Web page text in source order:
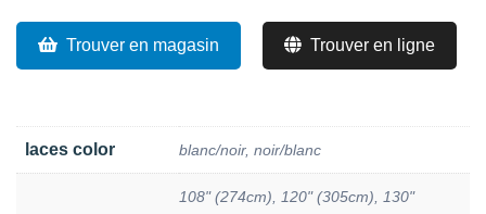
Trouver en magasin Trouver en ligne
laces color blanc/noir, noir/blanc
108" (274cm), 120" (305cm), 130"